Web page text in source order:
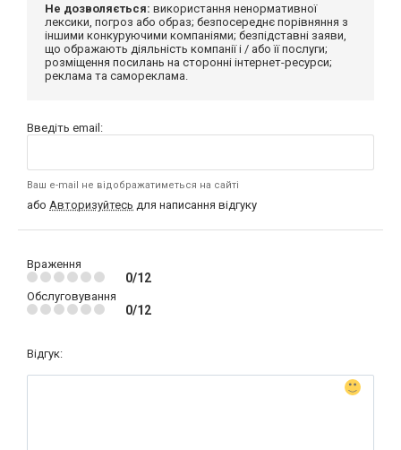
Не дозволяється: використання ненормативної
лексики, погроз або образ; безпосереднє порівняння з
іншими конкуруючими компаніями; безпідставні заяви,
що ображають діяльність компанії і / або її послуги;
розміщення посилань на сторонні інтернет-ресурси;
реклама та самореклама.
Введіть email:
Ваш e-mail не відображатиметься на сайті
або Авторизуйтесь для написання відгуку
Враження
0/12
Обслуговування
0/12
Відгук: